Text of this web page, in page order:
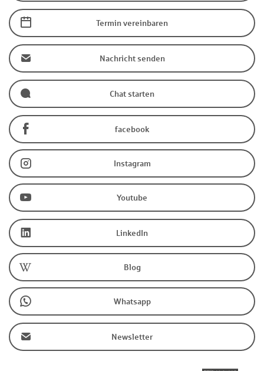
Termin vereinbaren
Nachricht senden
Chat starten
facebook
Instagram
Youtube
LinkedIn
Blog
Whatsapp
Newsletter